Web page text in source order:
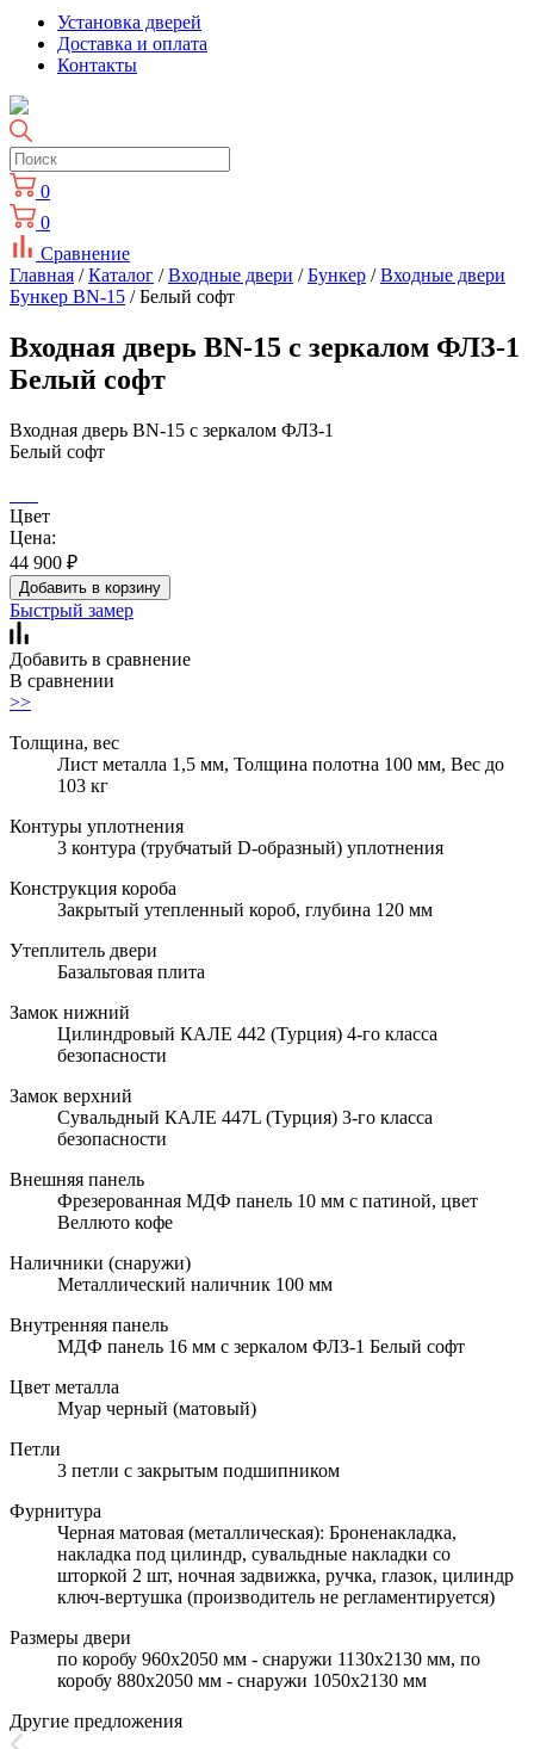
Установка дверей
Доставка и оплата
Контакты
0
0
Сравнение
Главная /Каталог /Входные двери /Бункер /Входные двери
Бункер BN-15 / Белый софт
Входная дверь BN-15 с зеркалом ФЛЗ-1
Белый софт
Входная дверь BN-15 с зеркалом ФЛЗ-1
Белый софт
Цвет
Цена:
44 900 ₽
Добавить в корзину
Быстрый замер
Добавить в сравнение
В сравнении
>>
Толщина, вес
Лист металла 1,5 мм, Толщина полотна 100 мм, Вес до
103 кг
Контуры уплотнения
3 контура (трубчатый D-образный) уплотнения
Конструкция короба
Закрытый утепленный короб, глубина 120 мм
Утеплитель двери
Базальтовая плита
Замок нижний
Цилиндровый КАЛЕ 442 (Турция) 4-го класса
безопасности
Замок верхний
Сувальдный КАЛЕ 447L (Турция) 3-го класса
безопасности
Внешняя панель
Фрезерованная МДФ панель 10 мм с патиной, цвет
Веллюто кофе
Наличники (снаружи)
Металлический наличник 100 мм
Внутренняя панель
МДФ панель 16 мм с зеркалом ФЛЗ-1 Белый софт
Цвет металла
Муар черный (матовый)
Петли
3 петли с закрытым подшипником
Фурнитура
Черная матовая (металлическая): Броненакладка,
накладка под цилиндр, сувальдные накладки со
шторкой 2 шт, ночная задвижка, ручка, глазок, цилиндр
ключ-вертушка (производитель не регламентируется)
Размеры двери
по коробу 960х2050 мм - снаружи 1130х2130 мм, по
коробу 880х2050 мм - снаружи 1050х2130 мм
Другие предложения